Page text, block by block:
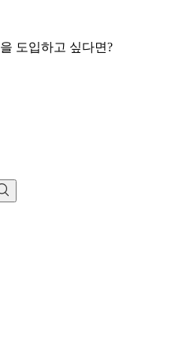
을 도입하고 싶다면?